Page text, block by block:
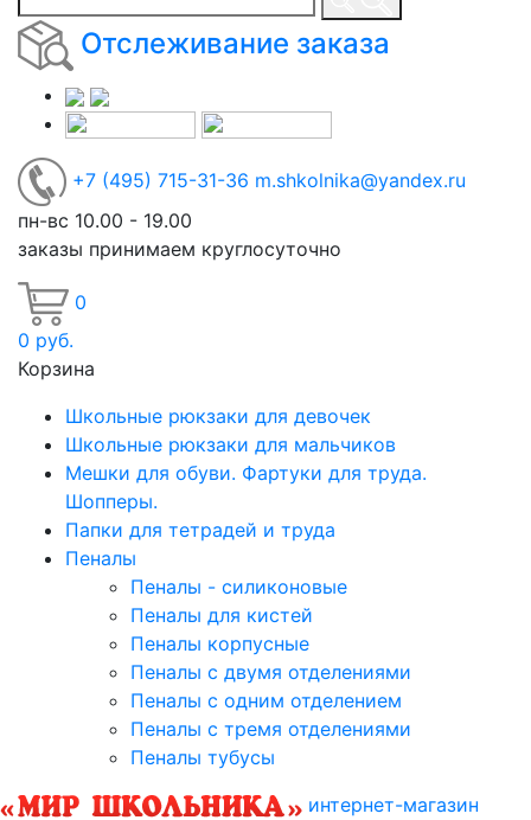
Отслеживание заказа
+7 (495) 715-31-36 m.shkolnika@yandex.ru
пн-вс 10.00 - 19.00
заказы принимаем круглосуточно
0
0 руб.
Корзина
Школьные рюкзаки для девочек
Школьные рюкзаки для мальчиков
Мешки для обуви. Фартуки для труда.
Шопперы.
Папки для тетрадей и труда
Пеналы
Пеналы - силиконовые
Пеналы для кистей
Пеналы корпусные
Пеналы с двумя отделениями
Пеналы с одним отделением
Пеналы с тремя отделениями
Пеналы тубусы
интернет-магазин